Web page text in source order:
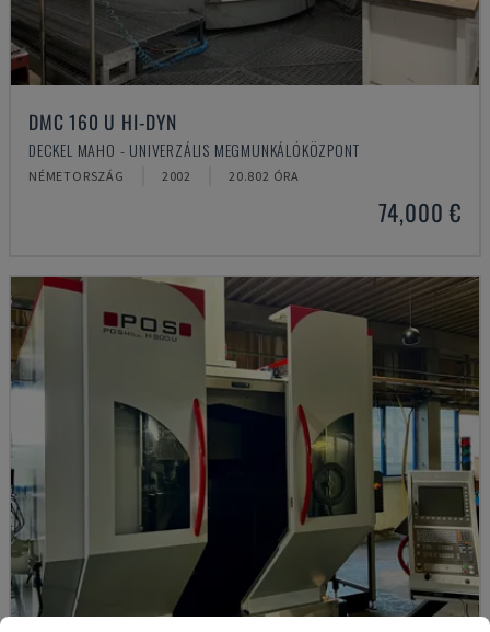
DMC 160 U HI-DYN
DECKEL MAHO - UNIVERZÁLIS MEGMUNKÁLÓKÖZPONT
NÉMETORSZÁG 2002 20.802 ÓRA
74,000 €